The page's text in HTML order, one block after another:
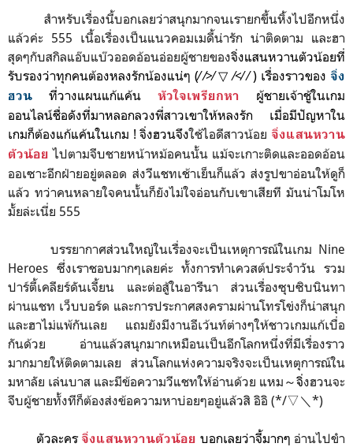
สำหรับเรื่องนี้บอกเลยว่าสนุกมากจนเรายกขึ้นหิ้งไปอีกหนึ่ง
แล้วค่ะ 555 เนื้อเรื่องเป็นแนวคอมเมดี้น่ารัก น่าติดตาม และฮา
สุดๆกับสกิลแอ๊บแบ๊วออดอ้อนอ่อยผู้ชายของจิ่งแสนหวานตัวน้อยที่
รับรองว่าทุกคนต้องหลงรักน้องแน่ๆ(⁄ ⁄>⁄ ▽ ⁄<⁄ ⁄ ) เรื่องราวของ จิ่ง
ฮวน ที่วางแผนแก้แค้น หัวใจเพรียกหา ผู้ชายเจ้าชู้ในเกม
ออนไลน์ชื่อดังที่มาหลอกลวงพี่สาวเขาให้หลงรัก เมื่อมีปัญหาใน
เกมก็ต้องแก้แค้นในเกม ! จิ่งฮวนจึงใช้ไอดีสาวน้อย จิ่งแสนหวาน
ตัวน้อยไปตามจีบชายหน้าหม้อคนนั้น แม้จะเกาะติดและออดอ้อน
ออเซาะอีกฝ่ายอยู่ตลอด ส่งวีแชทเช้าเย็นก็แล้ว ส่งรูปขาอ่อนให้ดูก็
แล้ว ทว่าคนหลายใจคนนั้นก็ยังไม่ใจอ่อนกับเขาเสียที มันน่าโมโห
มั้ยล่ะเนี่ย 555
บรรยากาศส่วนใหญ่ในเรื่องจะเป็นเหตุการณ์ในเกม Nine
Heroes ซึ่งเราชอบมากๆเลยค่ะ ทั้งการทำเควสต์ประจำวัน รวม
ปาร์ตี้เคลียร์ดันเจี้ยน และต่อสู้ในอารีนา ส่วนเรื่องซุบซิบนินทา
ผ่านแชท เว็บบอร์ด และการประกาศสงครามผ่านโทรโข่งก็น่าสนุก
และฮาไม่แพ้กันเลย แถมยังมีงานอีเว้นท์ต่างๆให้ชาวเกมแก้เบื่อ
กันด้วย อ่านแล้วสนุกมากเหมือนเป็นอีกโลกหนึ่งที่มีเรื่องราว
มากมายให้ติดตามเลย ส่วนโลกแห่งความจริงจะเป็นเหตุการณ์ใน
มหาลัย เล่นบาส และมีข้อความวีแชทให้อ่านด้วย แหม ～จิ่งฮวนจะ
จีบผู้ชายทั้งทีก็ต้องส่งข้อความหาบ่อยๆอยู่แล้วสิ อิอิ (*/▽＼*)
ตัวละคร จิ่งแสนหวานตัวน้อย บอกเลยว่าจี้มากๆ อ่านไปขำ